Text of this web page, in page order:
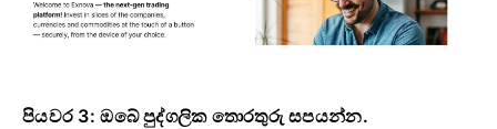
පියවර 3: ඔබේ පුද්ගලික තොරතුරු සපයන්න.